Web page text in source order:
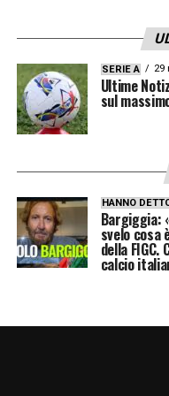
74′ OCCASIONE
di Holm e Israel
73′ CAMBI PER
69′ BRAGANCA
del giocatore
trovare pronto.
fascia sinistra,
61′ CAMBI PER
SERIE A 29
Ultime
sul
HANNO
Bargiggia:
svelo cosa
della
calcio